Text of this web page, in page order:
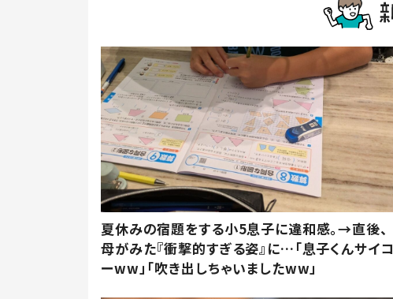
夏休みの宿題をする小5息子に違和感。→直後、
母がみた『衝撃的すぎる姿』に…「息子くんサイコ
ーww」「吹き出しちゃいましたww」